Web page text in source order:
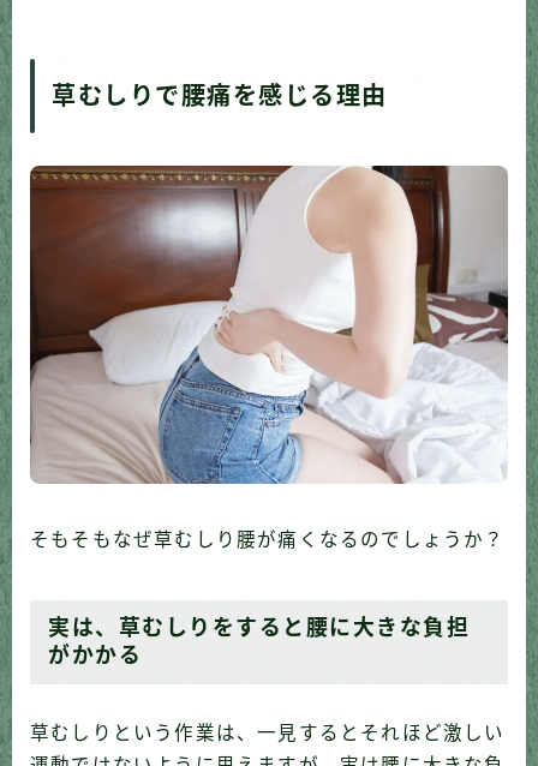
草むしりで腰痛を感じる理由
そもそもなぜ草むしり腰が痛くなるのでしょうか？
実は、草むしりをすると腰に大きな負担
がかかる
草むしりという作業は、一見するとそれほど激しい